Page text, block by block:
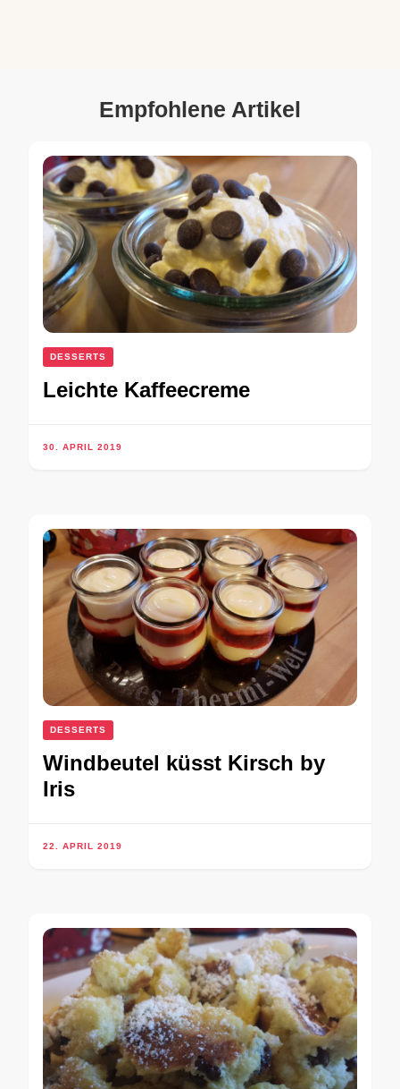
Empfohlene Artikel
DESSERTS
Leichte Kaffeecreme
30. APRIL 2019
DESSERTS
Windbeutel küsst Kirsch by
Iris
22. APRIL 2019